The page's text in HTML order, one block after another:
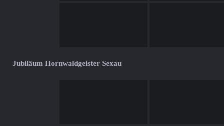
Jubiläum Hornwaldgeister Sexau